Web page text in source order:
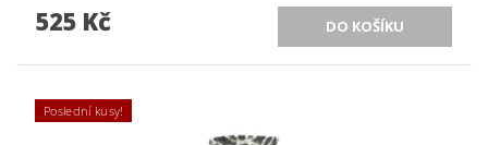
525 Kč
Poslední kusy!